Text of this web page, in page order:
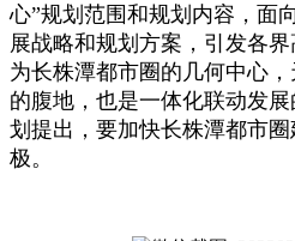
心”规划范围和规划内容，面
展战略和规划方案，引发各
为长株潭都市圈的几何中心
的腹地，也是一体化联动发
划提出，要加快长株潭都市
极。